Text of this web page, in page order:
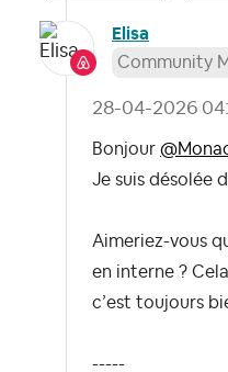
Elisa
Community
‎28-04-2026
Bonjour
Je suis désolée
Aimeriez-vous
en interne ?
c’est toujours
-----